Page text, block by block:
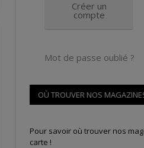
Créer un
compte
Mot de passe oublié ?
OÙ TROUVER NOS
Pour savoir où trouver nos
carte !